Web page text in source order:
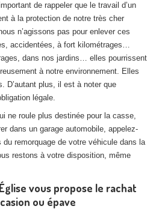
: casse auto avec destruction
: casse auto avec destruction
01 83 64 20 40
de rappeler que le travail d’un
à la protection de notre très cher
n’agissons pas pour enlever ces
accidentées, à fort kilométrages…
dans nos jardins… elles pourrissent
à notre environnement. Elles
D’autant plus, il est à noter que
légale.
ne roule plus destinée pour la casse,
dans un garage automobile, appelez-
remorquage de votre véhicule dans la
restons à votre disposition, même
vous propose le rachat
ou épave